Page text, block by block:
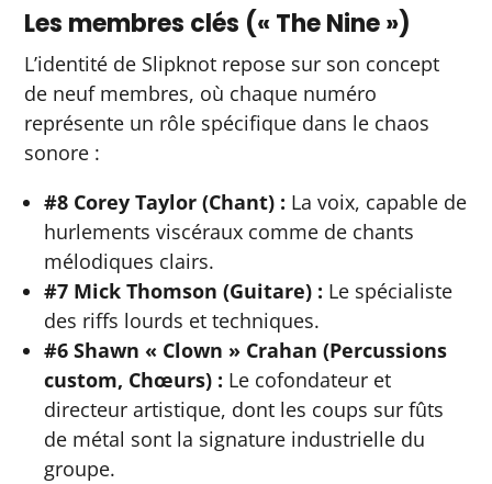
Les membres clés (« The Nine »)
L’identité de Slipknot repose sur son concept
de neuf membres, où chaque numéro
représente un rôle spécifique dans le chaos
sonore :
#8 Corey Taylor (Chant) : La voix, capable de
hurlements viscéraux comme de chants
mélodiques clairs.
#7 Mick Thomson (Guitare) : Le spécialiste
des riffs lourds et techniques.
#6 Shawn « Clown » Crahan (Percussions
custom, Chœurs) : Le cofondateur et
directeur artistique, dont les coups sur fûts
de métal sont la signature industrielle du
groupe.